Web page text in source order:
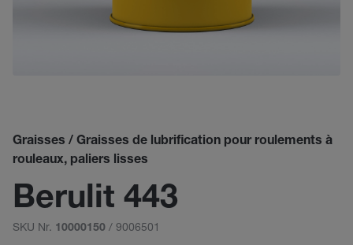
Graisses / Graisses de lubrification pour roulements à
rouleaux, paliers lisses
Berulit 443
SKU Nr. 10000150 / 9006501